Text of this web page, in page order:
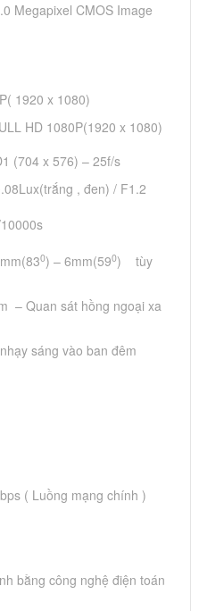
Megapixel CMOS Image
1920 x 1080)
HD 1080P(1920 x 1080)
(704 x 576) – 25f/s
, đen) / F1.2
0) – 6mm(590) tùy
– Quan sát hồng ngoại xa
sáng vào ban đêm
( Luồng mạng chính )
bằng công nghệ điện toán